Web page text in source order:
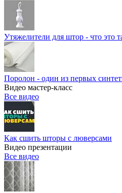
Утяжелители для штор - что это
Поролон - один из первых
Видео мастер-класс
Все видео
Как сшить шторы с люверсами
Видео презентации
Все видео